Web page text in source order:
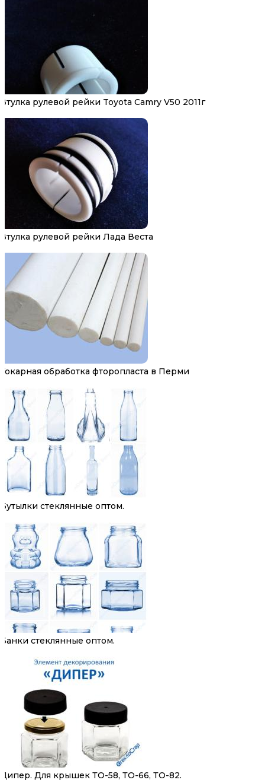
Втулка рулевой рейки Toyota Camry V50 2011г
Втулка рулевой рейки Лада Веста
Токарная обработка фторопласта в Перми
Бутылки стеклянные оптом.
Банки стеклянные оптом.
Дипер. Для крышек ТО-58, ТО-66, ТО-82.